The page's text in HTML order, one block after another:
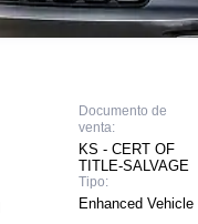
Documento de
venta:
KS - CERT OF
TITLE-SALVAGE
Tipo:
Enhanced Vehicle